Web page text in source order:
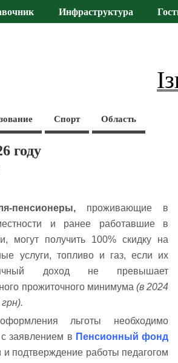
Инфраструктура
Спорт Область
году
пенсионеры,проживающие в
и ранее работавшие в
могут получить 100% скидку на
услуги, топливо и газ, если их
доход не превышает
прожиточного минимума(в 2024
льготы необходимо
заявлением в Пенсионный фонд
и подтверждение работы педагогом